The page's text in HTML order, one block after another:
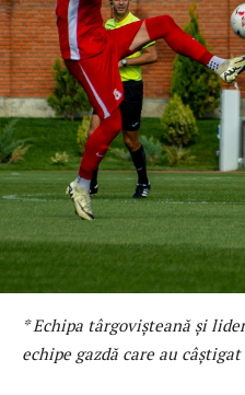
* Echipa târgovișteană și
echipe gazdă care au